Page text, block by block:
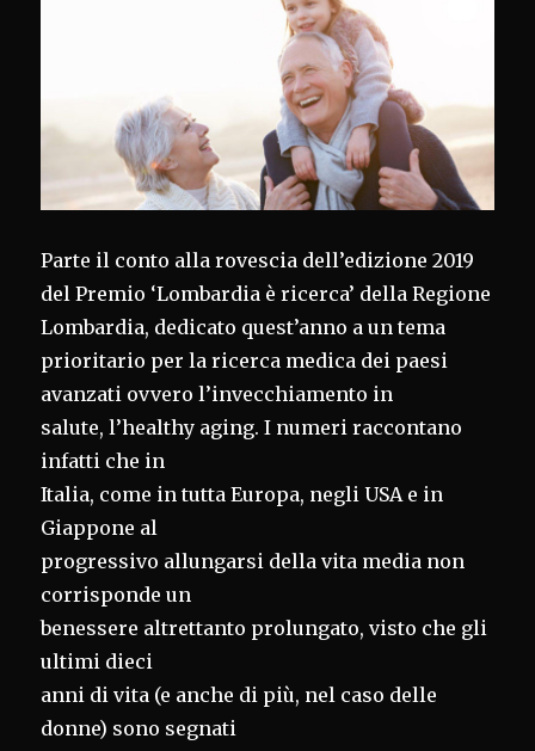
Parte il conto alla rovescia dell’edizione 2019
del Premio ‘Lombardia è ricerca’ della Regione
Lombardia, dedicato quest’anno a un tema
prioritario per la ricerca medica dei paesi
avanzati ovvero l’invecchiamento in
salute, l’healthy aging. I numeri raccontano
infatti che in
Italia, come in tutta Europa, negli USA e in
Giappone al
progressivo allungarsi della vita media non
corrisponde un
benessere altrettanto prolungato, visto che gli
ultimi dieci
anni di vita (e anche di più, nel caso delle
donne) sono segnati